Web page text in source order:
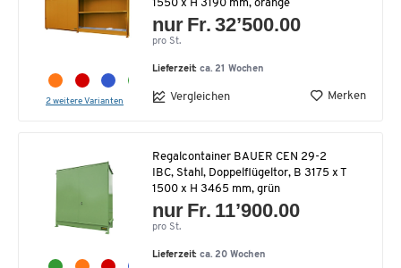
2 weitere Varianten
1550 x H 3190 mm, orange
nur Fr. 32’500.00
pro St.
Lieferzeit:ca. 21 Wochen
Vergleichen Merken
Regalcontainer BAUER CEN 29-2
IBC, Stahl, Doppelflügeltor, B 3175 x T
1500 x H 3465 mm, grün
nur Fr. 11’900.00
pro St.
Lieferzeit:ca. 20 Wochen